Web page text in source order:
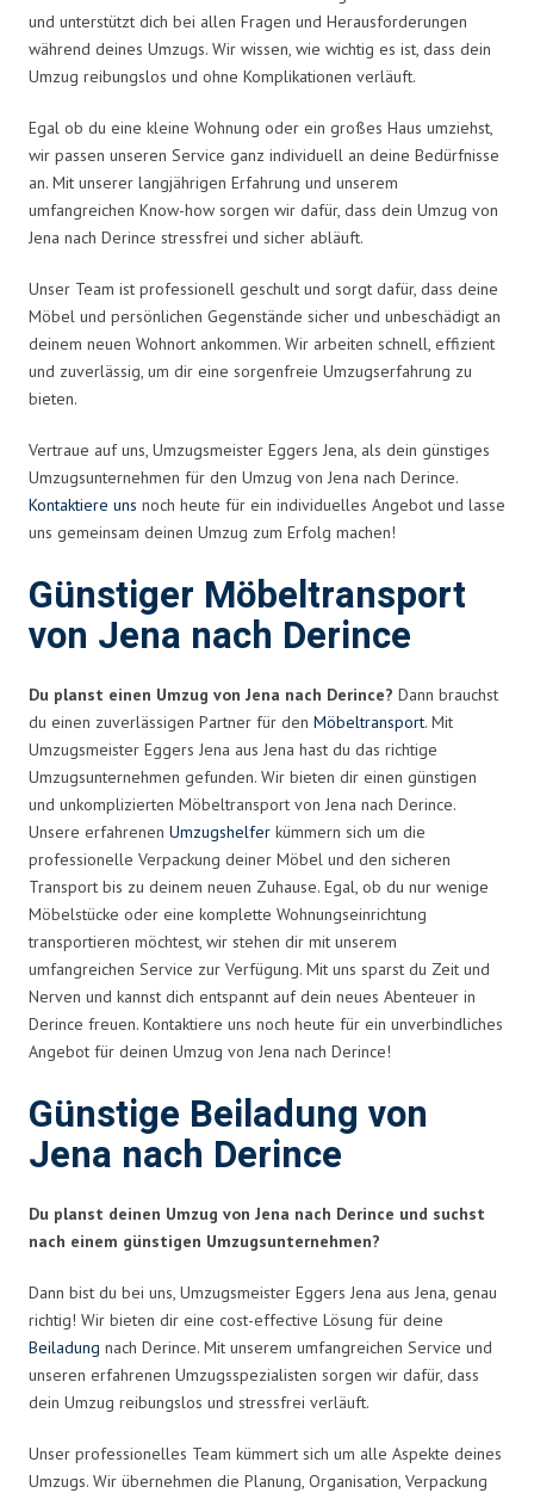
und unterstützt dich bei allen Fragen und Herausforderungen
während deines Umzugs. Wir wissen, wie wichtig es ist, dass dein
Umzug reibungslos und ohne Komplikationen verläuft.
Egal ob du eine kleine Wohnung oder ein großes Haus umziehst,
wir passen unseren Service ganz individuell an deine Bedürfnisse
an. Mit unserer langjährigen Erfahrung und unserem
umfangreichen Know-how sorgen wir dafür, dass dein Umzug von
Jena nach Derince stressfrei und sicher abläuft.
Unser Team ist professionell geschult und sorgt dafür, dass deine
Möbel und persönlichen Gegenstände sicher und unbeschädigt an
deinem neuen Wohnort ankommen. Wir arbeiten schnell, effizient
und zuverlässig, um dir eine sorgenfreie Umzugserfahrung zu
bieten.
Vertraue auf uns, Umzugsmeister Eggers Jena, als dein günstiges
Umzugsunternehmen für den Umzug von Jena nach Derince.
Kontaktiere uns noch heute für ein individuelles Angebot und lasse
uns gemeinsam deinen Umzug zum Erfolg machen!
Günstiger Möbeltransport
von Jena nach Derince
Du planst einen Umzug von Jena nach Derince? Dann brauchst
du einen zuverlässigen Partner für den Möbeltransport. Mit
Umzugsmeister Eggers Jena aus Jena hast du das richtige
Umzugsunternehmen gefunden. Wir bieten dir einen günstigen
und unkomplizierten Möbeltransport von Jena nach Derince.
Unsere erfahrenen Umzugshelfer kümmern sich um die
professionelle Verpackung deiner Möbel und den sicheren
Transport bis zu deinem neuen Zuhause. Egal, ob du nur wenige
Möbelstücke oder eine komplette Wohnungseinrichtung
transportieren möchtest, wir stehen dir mit unserem
umfangreichen Service zur Verfügung. Mit uns sparst du Zeit und
Nerven und kannst dich entspannt auf dein neues Abenteuer in
Derince freuen. Kontaktiere uns noch heute für ein unverbindliches
Angebot für deinen Umzug von Jena nach Derince!
Günstige Beiladung von
Jena nach Derince
Du planst deinen Umzug von Jena nach Derince und suchst
nach einem günstigen Umzugsunternehmen?
Dann bist du bei uns, Umzugsmeister Eggers Jena aus Jena, genau
richtig! Wir bieten dir eine cost-effective Lösung für deine
Beiladung nach Derince. Mit unserem umfangreichen Service und
unseren erfahrenen Umzugsspezialisten sorgen wir dafür, dass
dein Umzug reibungslos und stressfrei verläuft.
Unser professionelles Team kümmert sich um alle Aspekte deines
Umzugs. Wir übernehmen die Planung, Organisation, Verpackung